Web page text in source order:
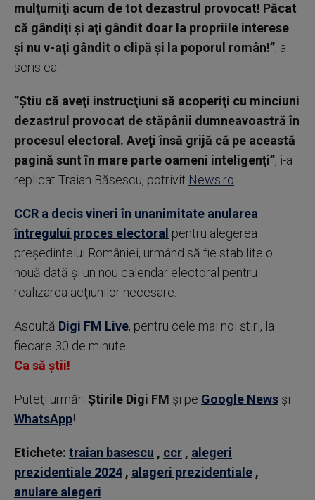
mulţumiţi acum de tot dezastrul provocat! Păcat
că gândiţi şi aţi gândit doar la propriile interese
şi nu v-aţi gândit o clipă şi la poporul român!”, a
scris ea.
”Ştiu că aveţi instrucţiuni să acoperiţi cu minciuni
dezastrul provocat de stăpânii dumneavoastră în
procesul electoral. Aveţi însă grijă că pe această
pagină sunt în mare parte oameni inteligenţi”, i-a
replicat Traian Băsescu, potrivit News.ro
CCR a decis vineri în unanimitate anularea
întregului proces electoral pentru alegerea
preşedintelui României, urmând să fie stabilite o
nouă dată şi un nou calendar electoral pentru
realizarea acţiunilor necesare.
Ascultă Digi FM Live, pentru cele mai noi știri, la
fiecare 30 de minute.
Ca să știi!
Puteţi urmări Știrile Digi FM şi pe Google News şi
WhatsApp!
Etichete: traian basescu , ccr , alegeri
prezidentiale 2024 , alageri prezidentiale ,
anulare alegeri